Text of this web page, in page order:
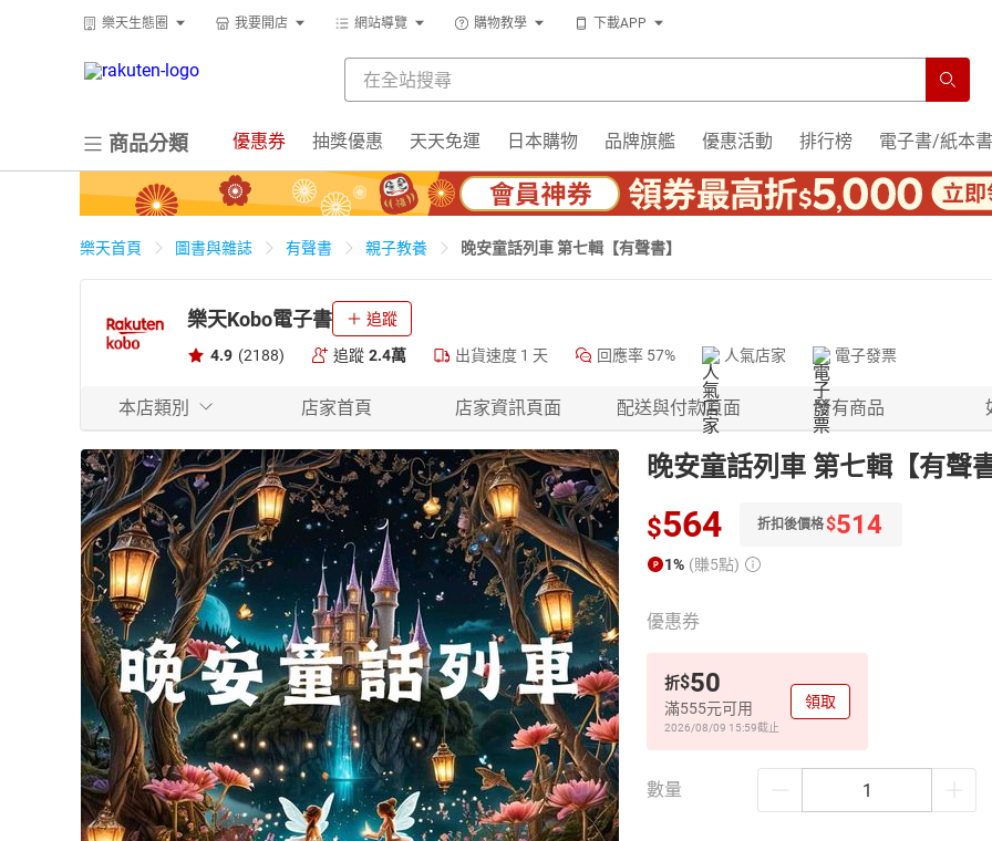
樂天生態圈 我要開店 網站導覽 購物教學 下載APP
商品分類 優惠券 抽獎優惠 天天免運 日本購物 品牌旗艦 優惠活動 排行榜 電子書/紙本書
樂天首頁 圖書與雜誌 有聲書 親子教養 晚安童話列車 第七輯【有聲書】
樂天Kobo電子書 追蹤
4.9 (2188) 追蹤 2.4萬 出貨速度 1 天 回應率 57% 人氣店家 電子發票
本店類別 店家首頁 店家資訊頁面 配送與付款頁面 所有商品
晚安童話列車 第七輯【有聲
$564 折扣後價格$514
1% (賺5點)
優惠券
折$50
滿555元可用
2026/08/09 15:59截止
領取
數量